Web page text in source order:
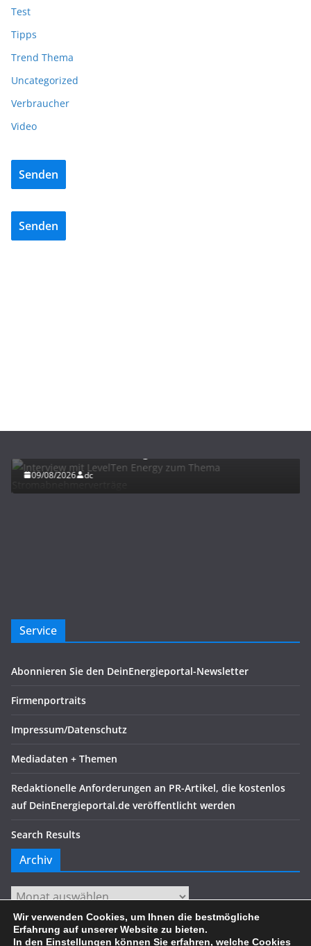
Test
Tipps
Trend Thema
Uncategorized
Verbraucher
Video
Senden
Senden
09/08/2026 dc
Service
Abonnieren Sie den DeinEnergieportal-Newsletter
Firmenportraits
Impressum/Datenschutz
Mediadaten + Themen
Redaktionelle Anforderungen an PR-Artikel, die kostenlos
auf DeinEnergieportal.de veröffentlicht werden
Search Results
Archiv
Archiv
Wir verwenden Cookies, um Ihnen die bestmögliche
Erfahrung auf unserer Website zu bieten.
In den Einstellungen können Sie erfahren, welche Cookies